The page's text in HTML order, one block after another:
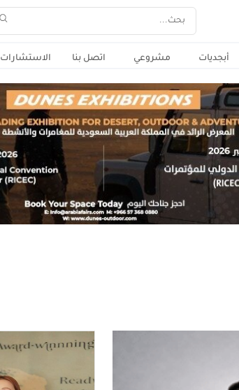
أبجديات مشروعي اتصل بنا الاستشارات